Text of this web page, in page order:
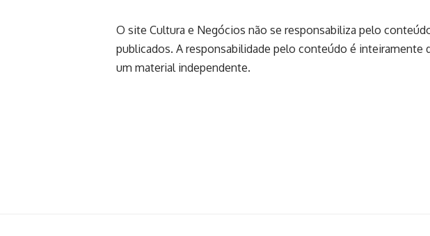
O site Cultura e Negócios não se responsabiliza pelo
publicados. A responsabilidade pelo conteúdo é inteiramente
um material independente.